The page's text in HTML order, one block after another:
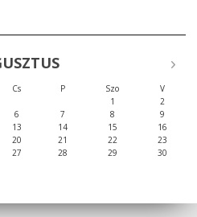
Cs P Szo
V
1
2
6 7 8
9
13 14 15
16
20 21 22
23
27 28 29
30